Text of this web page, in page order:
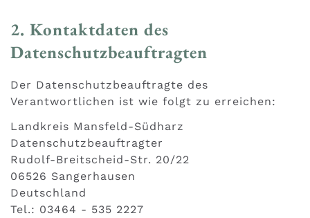
2. Kontaktdaten des
Datenschutzbeauftragten
Der Datenschutzbeauftragte des
Verantwortlichen ist wie folgt zu erreichen:
Landkreis Mansfeld-Südharz
Datenschutzbeauftragter
Rudolf-Breitscheid-Str. 20/22
06526 Sangerhausen
Deutschland
Tel.: 03464 - 535 2227